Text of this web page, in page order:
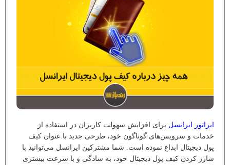
اپراتور ایرانسل برای افزایش سهولت کاربران در استفاده از
خدمات و سرویس‌های گوناگون خود، طرحی جدید با عنوان کیف
پول دیجیتال ابداع نموده است. شما مشترکین ایرانسل می‌توانید با
شارژ کردن کیف پول دیجیتال خود، به سادگی و با سرعت بیشتری